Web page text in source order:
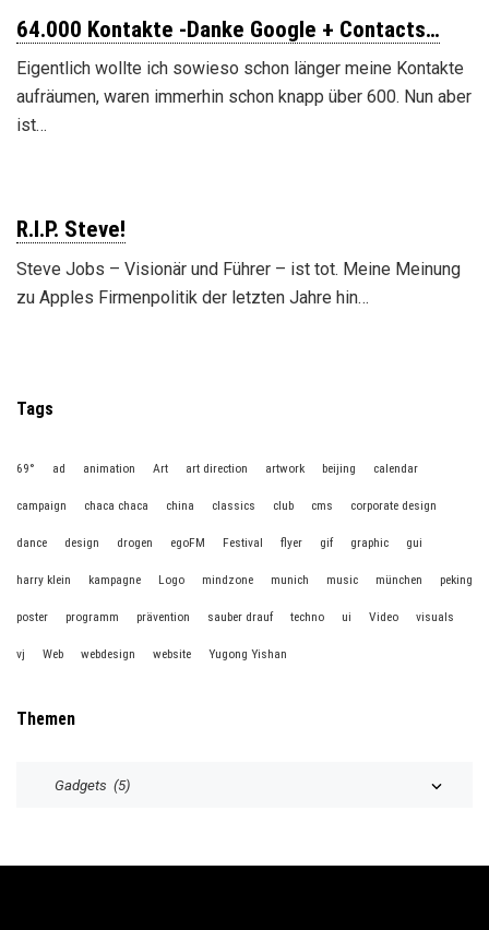
64.000 Kontakte -Danke Google + Contacts…
Eigentlich wollte ich sowieso schon länger meine Kontakte
aufräumen, waren immerhin schon knapp über 600. Nun aber
ist…
R.I.P. Steve!
Steve Jobs – Visionär und Führer – ist tot. Meine Meinung
zu Apples Firmenpolitik der letzten Jahre hin…
Tags
69° ad animation Art art direction artwork beijing calendar
campaign chaca chaca china classics club cms corporate design
dance design drogen egoFM Festival flyer gif graphic gui
harry klein kampagne Logo mindzone munich music münchen peking
poster programm prävention sauber drauf techno ui Video visuals
vj Web webdesign website Yugong Yishan
Themen